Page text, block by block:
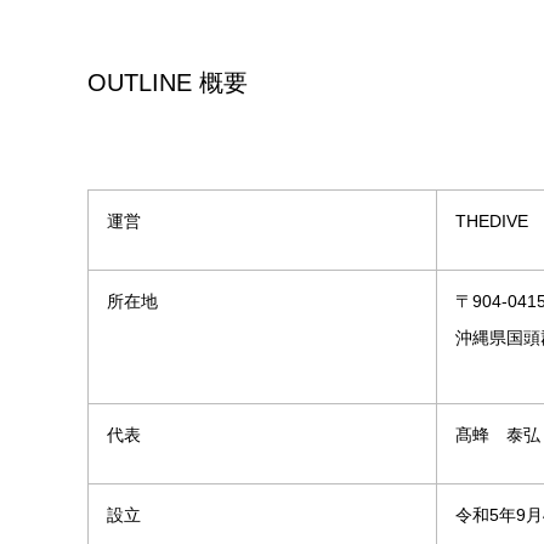
OUTLINE 概要
運営 THEDIVE
所在地
〒904-
沖縄県国
代表 髙蜂 泰弘
設立 令和5年9